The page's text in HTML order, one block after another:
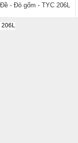
- Đỏ gốm - TYC 206L